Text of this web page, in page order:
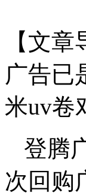
【文
广告已
米uv卷
登腾
次回购